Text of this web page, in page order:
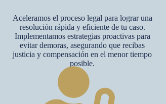
Aceleramos el proceso legal para lograr una
resolución rápida y eficiente de tu caso.
Implementamos estrategias proactivas para
evitar demoras, asegurando que recibas
justicia y compensación en el menor tiempo
posible.